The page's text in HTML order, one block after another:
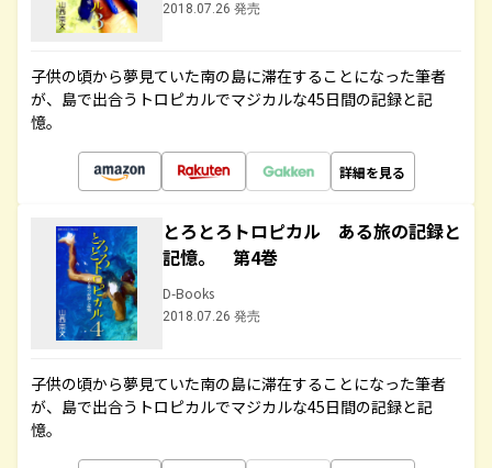
2018.07.26 発売
子供の頃から夢見ていた南の島に滞在することになった筆者
が、島で出合うトロピカルでマジカルな45日間の記録と記
憶。
詳細を見る
とろとろトロピカル ある旅の記録と
記憶。 第4巻
D-Books
2018.07.26 発売
子供の頃から夢見ていた南の島に滞在することになった筆者
が、島で出合うトロピカルでマジカルな45日間の記録と記
憶。